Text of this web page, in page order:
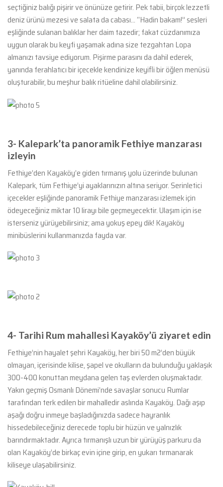
seçtiğiniz balığı pişirir ve önünüze getirir. Pek tabii, birçok lezzetli
deniz ürünü mezesi ve salata da cabası… “Hadin bakam!” sesleri
eşliğinde sulanan balıklar her daim tazedir; fakat cüzdanımıza
uygun olarak bu keyfi yaşamak adına size tezgahtan Lopa
almanızı tavsiye ediyorum. Pişirme parasını da dahil ederek,
yanında ferahlatıcı bir içecekle kendinize keyifli bir öğlen menüsü
oluşturabilir, bu meşhur balık ritüeline dahil olabilirsiniz.
3- Kalepark’ta panoramik Fethiye manzarası
izleyin
Fethiye’den Kayaköy’e giden tırmanış yolu üzerinde bulunan
Kalepark, tüm Fethiye’yi ayaklarınızın altına seriyor. Serinletici
içecekler eşliğinde panoramik Fethiye manzarası izlemek için
ödeyeceğiniz miktar 10 lirayı bile geçmeyecektir. Ulaşım için ise
isterseniz yürüyebilirsiniz; ama yokuş epey dik! Kayaköy
minibüslerini kullanmanızda fayda var.
4- Tarihi Rum mahallesi Kayaköy’ü ziyaret edin
Fethiye’nin hayalet şehri Kayaköy, her biri 50 m2’den büyük
olmayan, içerisinde kilise, şapel ve okulların da bulunduğu yaklaşık
300-400 konuttan meydana gelen taş evlerden oluşmaktadır.
Yakın geçmiş Osmanlı Dönemi’nde savaşlar sonucu Rumlar
tarafından terk edilen bir mahalledir aslında Kayaköy. Dağı aşıp
aşağı doğru inmeye başladığınızda sadece hayranlık
hissedebileceğiniz derecede toplu bir hüzün ve yalnızlık
barındırmaktadır. Ayrıca tırmanışlı uzun bir yürüyüş parkuru da
olan Kayaköy’de birkaç evin içine girip, en yukarı tırmanarak
kiliseye ulaşabilirsiniz.